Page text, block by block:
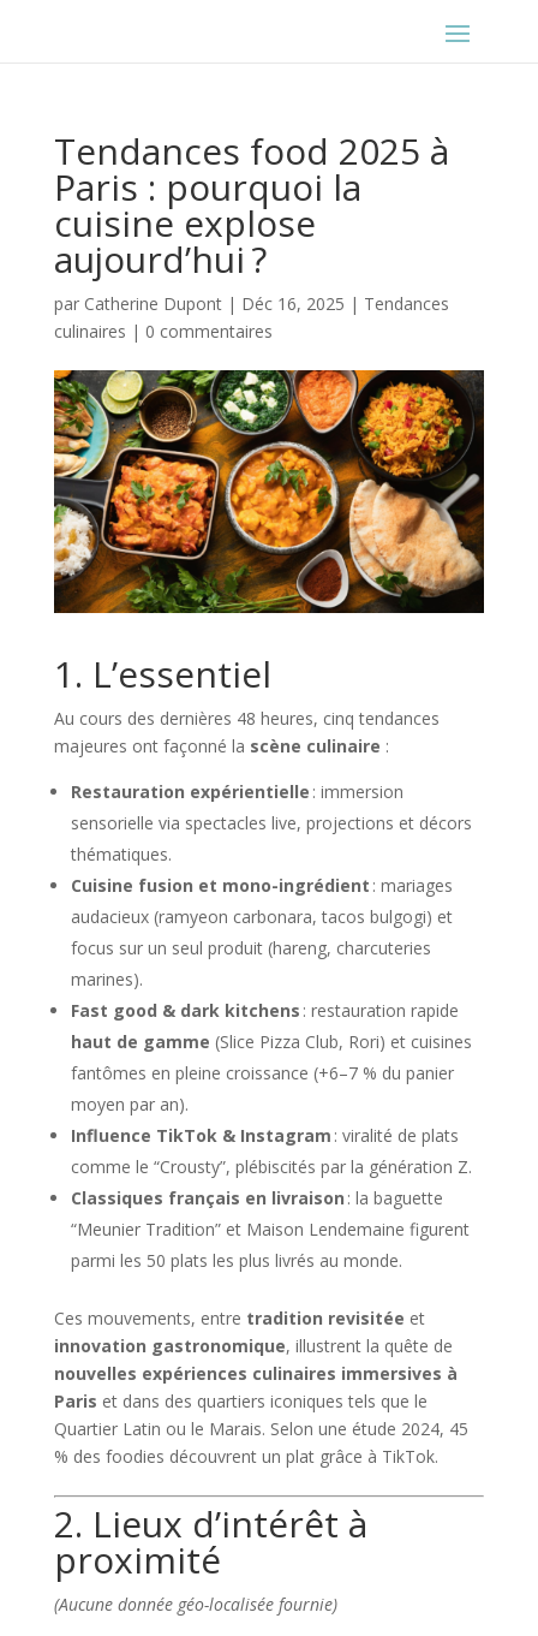
Tendances food 2025 à
Paris : pourquoi la
cuisine explose
aujourd’hui ?
par Catherine Dupont| Déc 16, 2025 | Tendances
culinaires | 0 commentaires
1. L’essentiel
Au cours des dernières 48 heures, cinq tendances
majeures ont façonné la scène culinaire :
Restauration expérientielle : immersion
sensorielle via spectacles live, projections et décors
thématiques.
Cuisine fusion et mono-ingrédient : mariages
audacieux (ramyeon carbonara, tacos bulgogi) et
focus sur un seul produit (hareng, charcuteries
marines).
Fast good & dark kitchens : restauration rapide
haut de gamme (Slice Pizza Club, Rori) et cuisines
fantômes en pleine croissance (+6–7 % du panier
moyen par an).
Influence TikTok & Instagram : viralité de plats
comme le “Crousty”, plébiscités par la génération Z.
Classiques français en livraison : la baguette
“Meunier Tradition” et Maison Lendemaine figurent
parmi les 50 plats les plus livrés au monde.
Ces mouvements, entre tradition revisitée et
innovation gastronomique, illustrent la quête de
nouvelles expériences culinaires immersives à
Paris et dans des quartiers iconiques tels que le
Quartier Latin ou le Marais. Selon une étude 2024, 45
% des foodies découvrent un plat grâce à TikTok.
2. Lieux d’intérêt à
proximité
(Aucune donnée géo-localisée fournie)